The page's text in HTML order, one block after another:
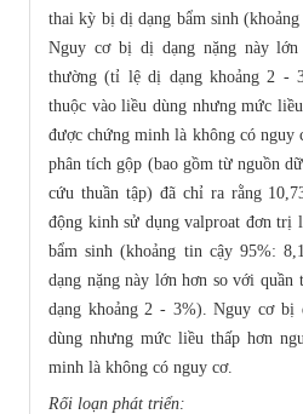
thai kỳ bị dị dạng bẩm sinh
Nguy cơ bị dị dạng nặng này
thường (tỉ lệ dị dạng khoảng 2 -
thuộc vào liều dùng nhưng mức
được chứng minh là không có
phân tích gộp (bao gồm từ nguồn
cứu thuần tập) đã chỉ ra rằng
động kinh sử dụng valproat đơn trị
bẩm sinh (khoảng tin cậy 95%:
dạng nặng này lớn hơn so với
dạng khoảng 2 - 3%). Nguy cơ bị
dùng nhưng mức liều thấp hơn
minh là không có nguy cơ.
Rối loạn phát triển: